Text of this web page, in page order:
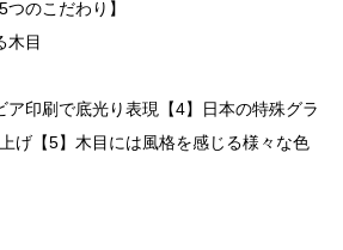
つのこだわり】
木目
ア印刷で底光り表現【4】日本の特殊グラ
げ【5】木目には風格を感じる様々な色